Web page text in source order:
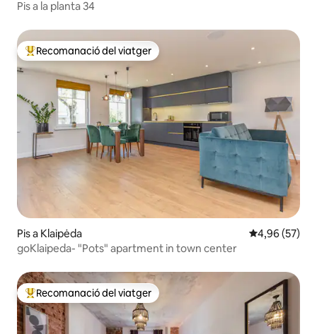
Pis a la planta 34
Principals recomanacions dels viatgers
Recomanació del viatger
Pis a Klaipėda 4,96 de
4,96 (57)
goKlaipeda- "Pots" apartment in town center
Principals recomanacions dels viatgers
Recomanació del viatger